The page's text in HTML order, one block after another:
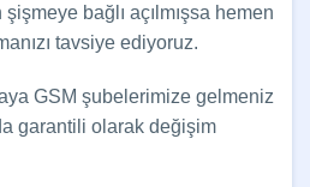
bağlı açılmışsa hemen
tavsiye ediyoruz.
GSM şubelerimize gelmeniz
garantili olarak değişim